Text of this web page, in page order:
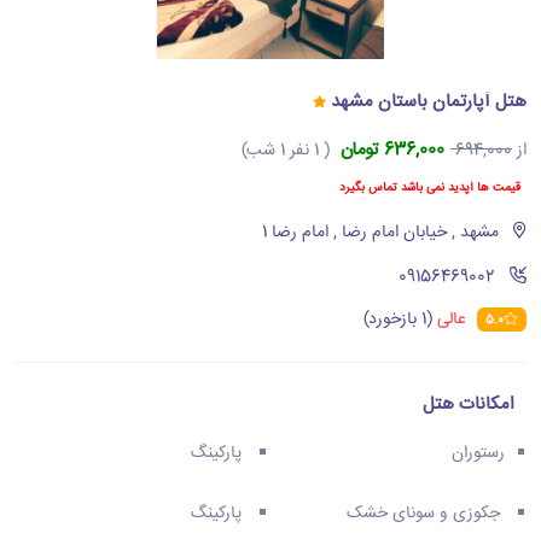
هتل آپارتمان باستان مشهد
از694,000 636,000 تومان ( 1 نفر 1 شب)
قیمت ها آپدید نمی باشد تماس بگیرد
مشهد , خیابان امام رضا , امام رضا 1
‪09156469002‬
5.0 عالی(1 بازخورد)
امکانات هتل
رستوران پارکینگ
جکوزی و سونای خشک پارکینگ